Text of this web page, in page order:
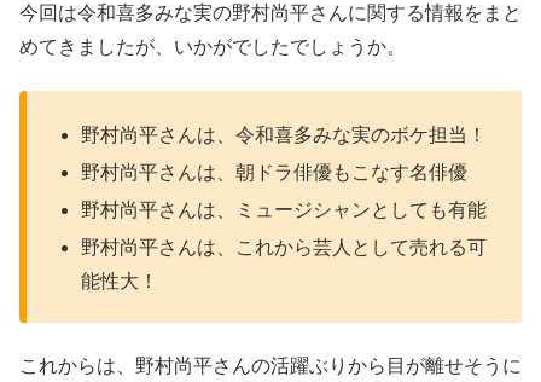
今回は令和喜多みな実の野村尚平さんに関する情報をまと
めてきましたが、いかがでしたでしょうか。
野村尚平さんは、令和喜多みな実のボケ担当！
野村尚平さんは、朝ドラ俳優もこなす名俳優
野村尚平さんは、ミュージシャンとしても有能
野村尚平さんは、これから芸人として売れる可
能性大！
これからは、野村尚平さんの活躍ぶりから目が離せそうに